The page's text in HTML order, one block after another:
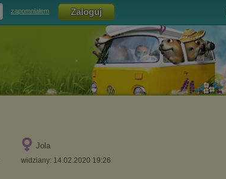
zapomniałem
Jola
widziany: 14.02.2020 19:26